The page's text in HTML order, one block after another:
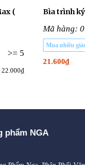
(
>= 5
22.000₫
Bìa trình ký
Mã hàng:
Mua nhiều
21.600₫
phẩm NGA